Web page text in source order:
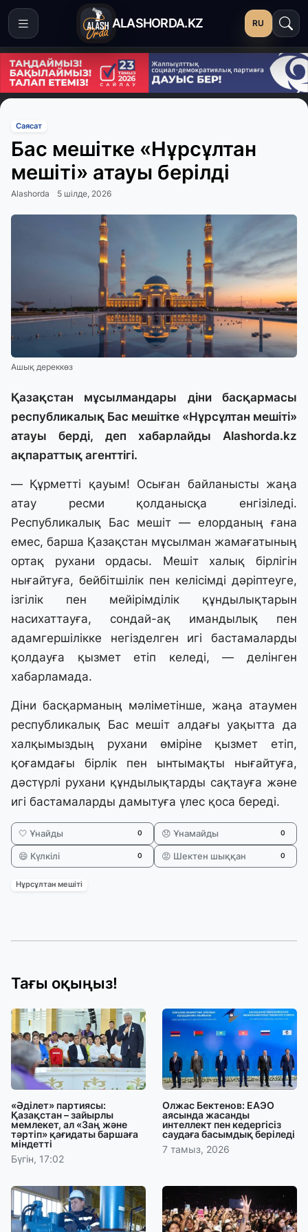
ALASHORDA.KZ RU
Саясат
Бас мешітке «Нұрсұлтан
мешіті» атауы берілді
Alashorda 5 шілде, 2026
Ашық дереккөз
Қазақстан мұсылмандары діни басқармасы
республикалық Бас мешітке «Нұрсұлтан мешіті»
атауы берді, деп хабарлайды Alashorda.kz
ақпараттық агенттігі.
— Құрметті қауым! Осыған байланысты жаңа
атау ресми қолданысқа енгізіледі.
Республикалық Бас мешіт — елорданың ғана
емес, барша Қазақстан мұсылман жамағатының
ортақ рухани ордасы. Мешіт халық бірлігін
нығайтуға, бейбітшілік пен келісімді дәріптеуге,
ізгілік пен мейірімділік құндылықтарын
насихаттауға, сондай-ақ имандылық пен
адамгершілікке негізделген игі бастамаларды
қолдауға қызмет етіп келеді, — делінген
хабарламада.
Діни басқарманың мәліметінше, жаңа атаумен
республикалық Бас мешіт алдағы уақытта да
халқымыздың рухани өміріне қызмет етіп,
қоғамдағы бірлік пен ынтымақты нығайтуға,
дәстүрлі рухани құндылықтарды сақтауға және
игі бастамаларды дамытуға үлес қоса береді.
🤍 Ұнайды 0 😞 Ұнамайды 0
😄 Күлкілі 0 😡 Шектен шыққан 0
Нұрсұлтан мешіті
Тағы оқыңыз!
«Әділет» партиясы:
Қазақстан – зайырлы
мемлекет, ал «Заң және
тәртіп» қағидаты баршаға
міндетті
Бүгін, 17:02
Олжас Бектенов: ЕАЭО
аясында жасанды
интеллект пен кедергісіз
саудаға басымдық беріледі
7 тамыз, 2026